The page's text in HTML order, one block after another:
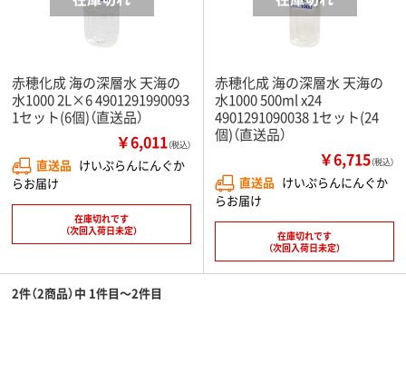
赤穂化成 海の深層水 天海の
水1000 2L×6 4901291990093
1セット(6個)（直送品）
￥6,011（税込）
直送品 けいぷらんにんぐか
らお届け
在庫切れです
（次回入荷日未定）
赤穂化成 海の深層水 天海の
水1000 500ml x24
4901291090038 1セット(24
個)（直送品）
￥6,715（税込）
直送品 けいぷらんにんぐか
らお届け
在庫切れです
（次回入荷日未定）
2件（2商品）中 1件目～2件目